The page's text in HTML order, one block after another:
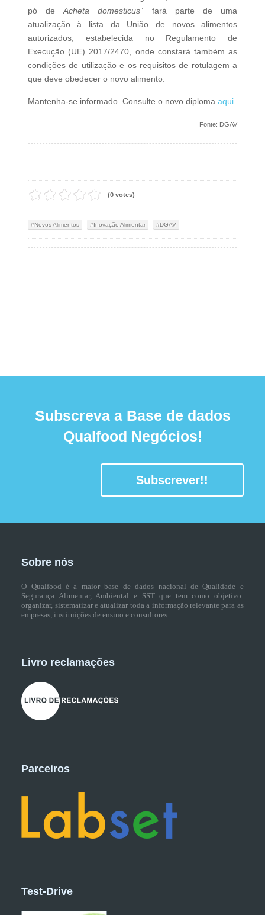
pó deAcheta domesticus” fará parte de uma
atualização à lista da União de novos alimentos
autorizados, estabelecida no Regulamento de
Execução (UE) 2017/2470, onde constará também as
condições de utilização e os requisitos de rotulagem a
que deve obedecer o novo alimento.
Mantenha-se informado. Consulte o novo diploma aqui.
Fonte: DGAV
(0 votes)
Novos Alimentos Inovação Alimentar DGAV
Subscreva a Base de dados
Qualfood Negócios!
Subscrever!!
Sobre nós
O Qualfood é a maior base de dados nacional de Qualidade e
Segurança Alimentar, Ambiental e SST que tem como objetivo:
organizar, sistematizar e atualizar toda a informação relevante para as
empresas, instituições de ensino e consultores.
Livro reclamações
Parceiros
Test-Drive